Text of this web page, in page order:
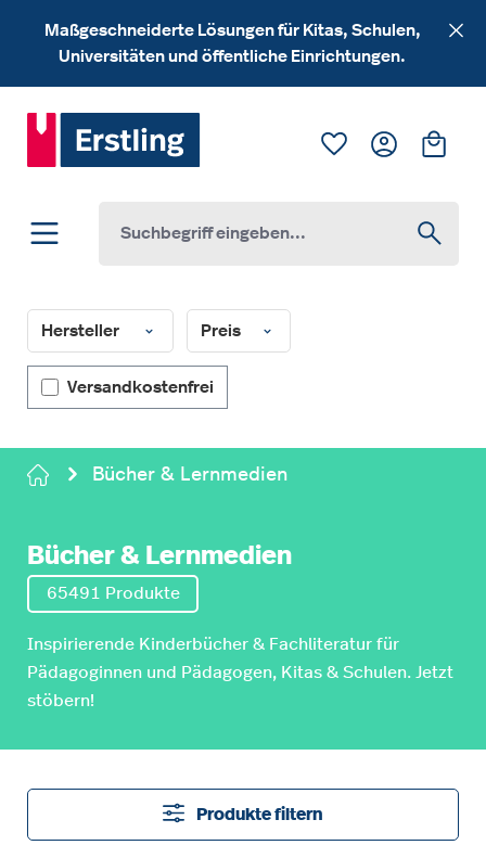
Zum Hauptinhalt springen
Maßgeschneiderte Lösungen für Kitas, Schulen,
Universitäten und öffentliche Einrichtungen.
Du hast 0
Hersteller Preis
Filter hinzufügen: Versandkostenfrei
Versandkostenfrei
Bücher & Lernmedien
Bücher & Lernmedien
65491 Produkte
Inspirierende Kinderbücher & Fachliteratur für
Pädagoginnen und Pädagogen, Kitas & Schulen. Jetzt
stöbern!
Produkte filtern